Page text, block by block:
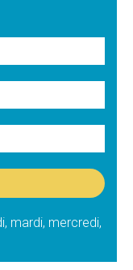
mardi, mercredi,